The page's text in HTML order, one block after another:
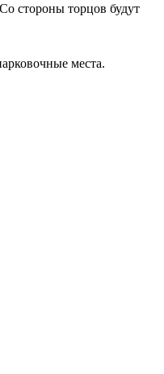
стороны торцов будут
места.